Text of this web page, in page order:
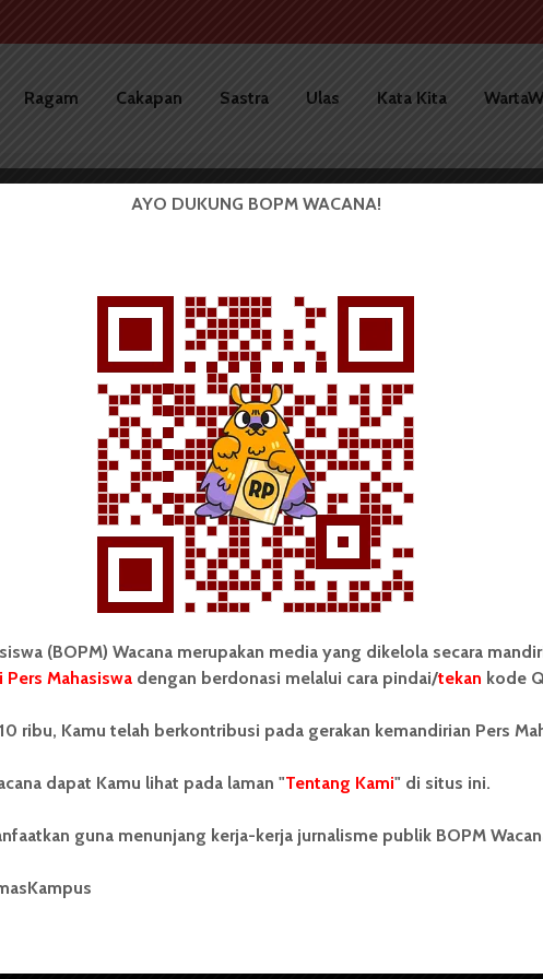
Ragam Cakapan Sastra Ulas Kata Kita
merupakan pers mahasiswa
oleh mahasiswa
Sumatera Utara (USU).
Unit Kegiatan Mahasiswa
Pers Mahasiswa SUARA
berdiri pada 1 Juli 1995.
Info Iklan
Pedoman Media Siber
AYO DUKUNG BOPM WACANA!
(BOPM) Wacana merupakan media yang dikelola secara
Mahasiswadengan berdonasi melalui cara pindai/tekan kode
ribu, Kamu telah berkontribusi pada gerakan kemandirian Pers
dapat Kamu lihat pada laman "Tentang Kami" di situs ini.
guna menunjang kerja-kerja jurnalisme publik BOPM